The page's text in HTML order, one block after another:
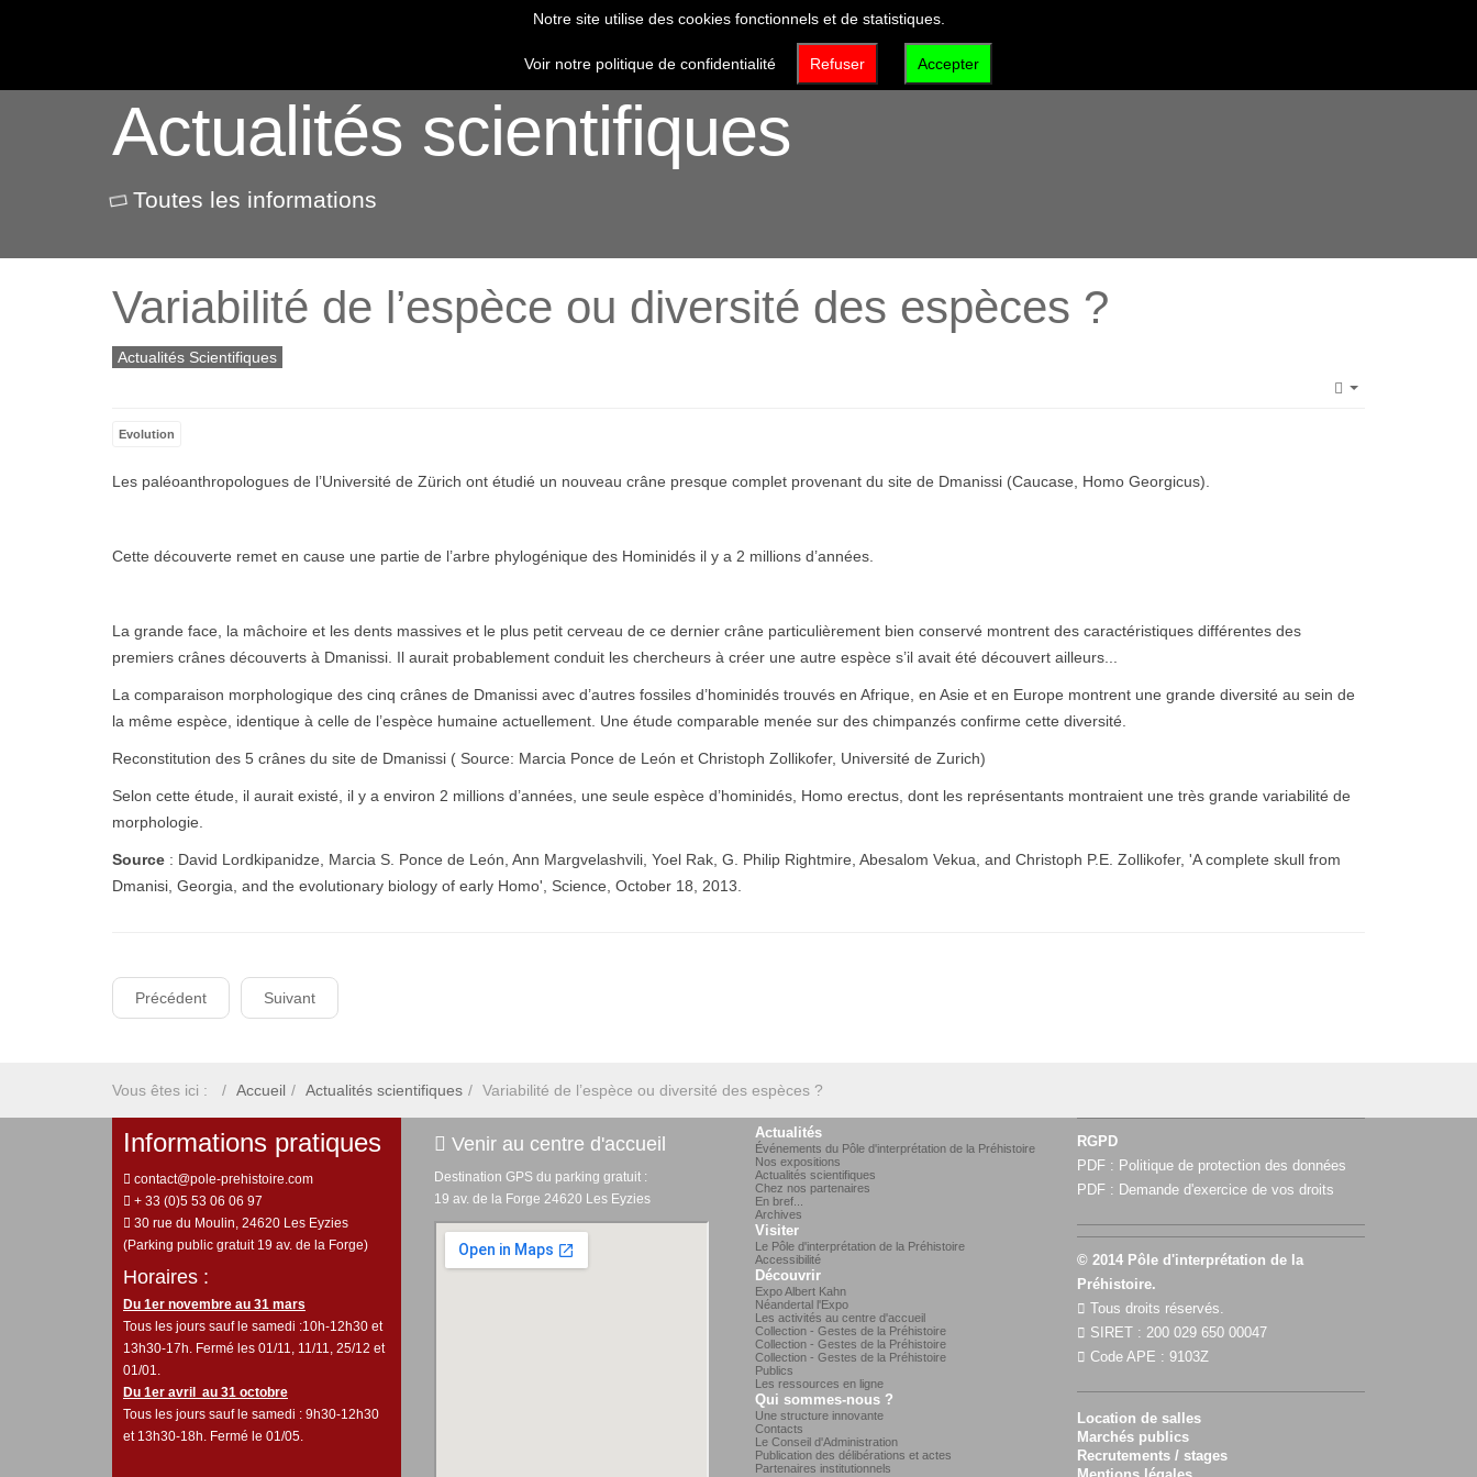
VISITER DÉCOUVRIR QUI SOMMES-NOUS ?
Actualités scientifiques
Toutes les informations
Variabilité de l’espèce ou diversité des espèces ?
Actualités Scientifiques
Evolution
Les paléoanthropologues de l’Université de Zürich ont étudié un nouveau crâne presque complet provenant du site de Dmanissi (Caucase, Homo Georgicus).
Cette découverte remet en cause une partie de l’arbre phylogénique des Hominidés il y a 2 millions d’années.
La grande face, la mâchoire et les dents massives et le plus petit cerveau de ce dernier crâne particulièrement bien conservé montrent des caractéristiques différentes des
premiers crânes découverts à Dmanissi. Il aurait probablement conduit les chercheurs à créer une autre espèce s’il avait été découvert ailleurs...
La comparaison morphologique des cinq crânes de Dmanissi avec d’autres fossiles d’hominidés trouvés en Afrique, en Asie et en Europe montrent une grande diversité au sein de
la même espèce, identique à celle de l’espèce humaine actuellement. Une étude comparable menée sur des chimpanzés confirme cette diversité.
Reconstitution des 5 crânes du site de Dmanissi ( Source: Marcia Ponce de León et Christoph Zollikofer, Université de Zurich)
Selon cette étude, il aurait existé, il y a environ 2 millions d’années, une seule espèce d’hominidés, Homo erectus, dont les représentants montraient une très grande variabilité de
morphologie.
Source : David Lordkipanidze, Marcia S. Ponce de León, Ann Margvelashvili, Yoel Rak, G. Philip Rightmire, Abesalom Vekua, and Christoph P.E. Zollikofer, 'A complete skull from
Dmanisi, Georgia, and the evolutionary biology of early Homo', Science, October 18, 2013.
Précédent Suivant
Vous êtes ici : Accueil Actualités scientifiques Variabilité de l’espèce ou diversité des espèces ?
Informations pratiques
contact@pole-prehistoire.com
+ 33 (0)5 53 06 06 97
30 rue du Moulin, 24620 Les Eyzies
(Parking public gratuit 19 av. de la Forge)
Horaires :
Du 1er novembre au 31 mars
Tous les jours sauf le samedi :10h-12h30 et
13h30-17h. Fermé les 01/11, 11/11, 25/12 et
01/01.
Du 1er avril au 31 octobre
Tous les jours sauf le samedi : 9h30-12h30
et 13h30-18h. Fermé le 01/05.
Venir au centre d'accueil
Destination GPS du parking gratuit :
19 av. de la Forge 24620 Les Eyzies
Actualités
Événements du Pôle d'interprétation de la Préhistoire
Nos expositions
Actualités scientifiques
Chez nos partenaires
En bref...
Archives
Visiter
Le Pôle d'interprétation de la Préhistoire
Accessibilité
Découvrir
Expo Albert Kahn
Néandertal l'Expo
Les activités au centre d'accueil
Collection - Gestes de la Préhistoire
Collection - Gestes de la Préhistoire
Collection - Gestes de la Préhistoire
Publics
Les ressources en ligne
Qui sommes-nous ?
Une structure innovante
Contacts
Le Conseil d'Administration
Publication des délibérations et actes
Partenaires institutionnels
RGPD
PDF : Politique de protection des données
PDF : Demande d'exercice de vos droits
© 2014 Pôle d'interprétation de la
Préhistoire.
Tous droits réservés.
SIRET : 200 029 650 00047
Code APE : 9103Z
Location de salles
Marchés publics
Recrutements / stages
Notre site utilise des cookies fonctionnels et de statistiques.
Voir notre politique de confidentialité Refuser Accepter